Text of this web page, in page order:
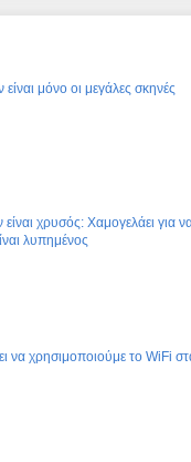
είναι μόνο οι μεγάλες σκηνές
είναι χρυσός: Χαμογελάει
λυπημένος
να χρησιμοποιούμε το WiFi